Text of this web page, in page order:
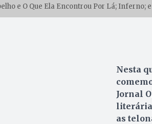
e O Que Ela Encontrou Por Lá; Inferno;
Nesta
Jornal
as